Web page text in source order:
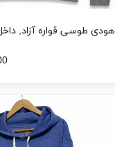
هودی طوسی قواره آزاد,